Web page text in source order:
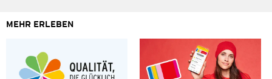
MEHR ERLEBEN